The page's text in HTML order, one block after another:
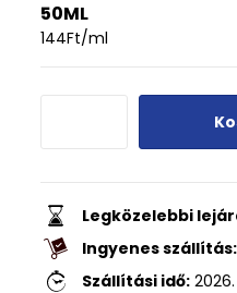
50ML
144Ft/ml
Legközelebbi
Ingyenes szállítás:
Szállítási idő: 2026.